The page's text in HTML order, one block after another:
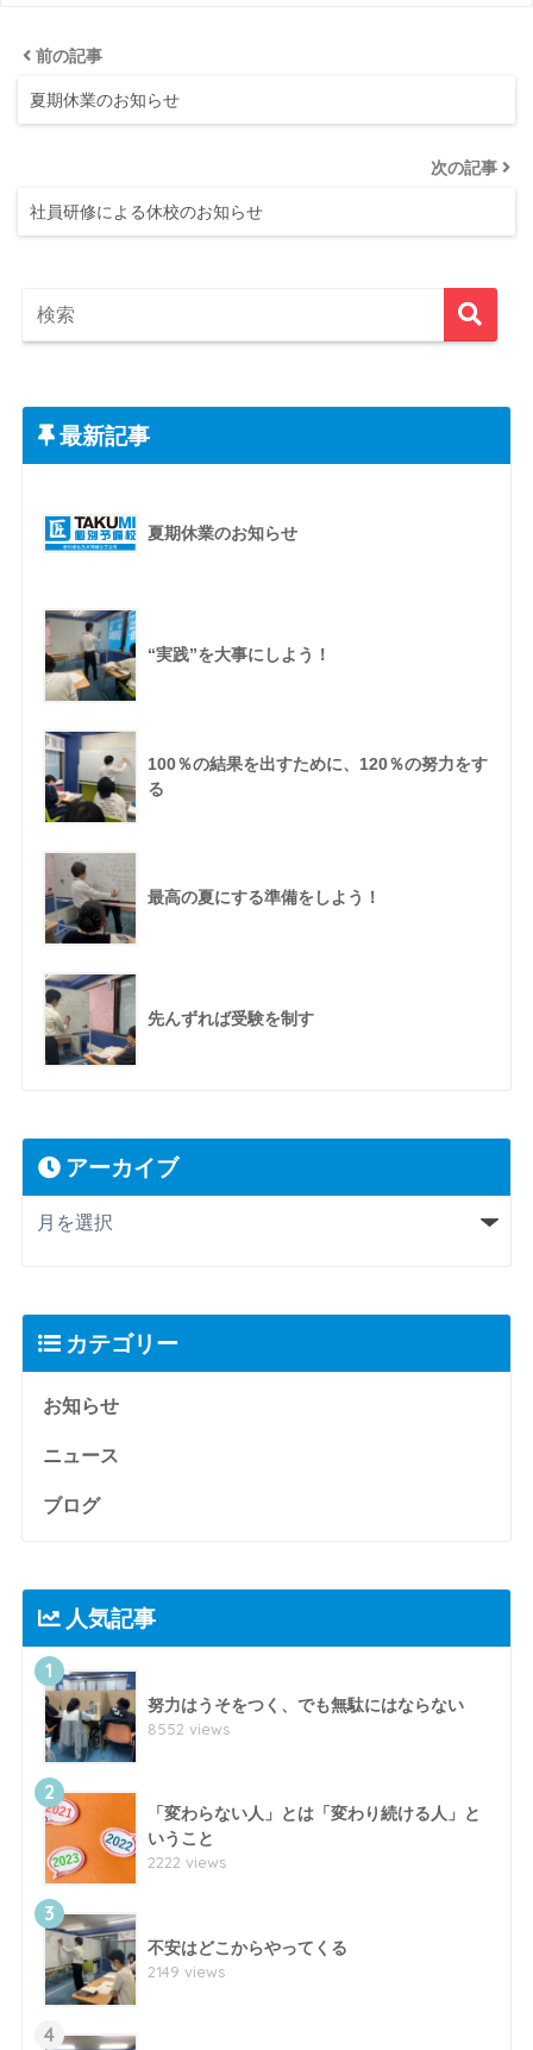
前の記事
夏期休業のお知らせ
次の記事
社員研修による休校のお知らせ
最新記事
夏期休業のお知らせ
“実践”を大事にしよう！
100％の結果を出すために、120％の努力をす
る
最高の夏にする準備をしよう！
先んずれば受験を制す
アーカイブ
カテゴリー
お知らせ
ニュース
ブログ
人気記事
1
努力はうそをつく、でも無駄にはならない
8552 views
2
「変わらない人」とは「変わり続ける人」と
いうこと
2222 views
3
不安はどこからやってくる
2149 views
4